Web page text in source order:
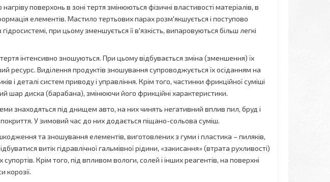
поверхонь в зоні тертя змінюються фізичні властивості матеріалів, в
елементів. Мастило тертьових парах розм'якшується і поступово
при цьому зменшується її в'язкість, випаровуються більш легкі
інтенсивно зношуються. При цьому відбувається зміна (зменшення) їх
ресурс. Виділення продуктів зношування супроводжується їх осіданням на
і деталі систем приводу і управління. Крім того, частинки фрикційної суміші
шар диска (барабана), змінюючи його фрикційні характеристики.
знаходяться під днищем авто, на них чинять негативний вплив пил, бруд і
У зимовий час до них додається піщано-сольова суміш.
та зношування елементів, виготовлених з гуми і пластика – пиляків,
витік гідравлічної гальмівної рідини, «закисання» (втрата рухливості)
Крім того, під впливом вологи, солей і інших реагентів, на поверхні
корозії.